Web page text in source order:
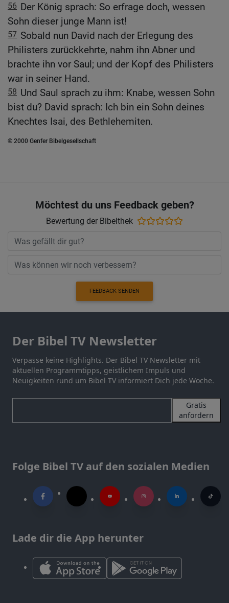
56 Der König sprach: So erfrage doch, wessen
Sohn dieser junge Mann ist!
57 Sobald nun David nach der Erlegung des
Philisters zurückkehrte, nahm ihn Abner und
brachte ihn vor Saul; und der Kopf des Philisters
war in seiner Hand.
58 Und Saul sprach zu ihm: Knabe, wessen Sohn
bist du? David sprach: Ich bin ein Sohn deines
Knechtes Isai, des Bethlehemiten.
© 2000 Genfer Bibelgesellschaft
Möchtest du uns Feedback geben?
Bewertung der Bibelthek
FEEDBACK SENDEN
Der Bibel TV Newsletter
Verpasse keine Highlights. Der Bibel TV Newsletter mit
aktuellen Programmtipps, geistlichem Impuls und
Neuigkeiten rund um Bibel TV informiert Dich jede Woche.
Gratis
anfordern
Folge Bibel TV auf den sozialen Medien
Lade dir die App herunter